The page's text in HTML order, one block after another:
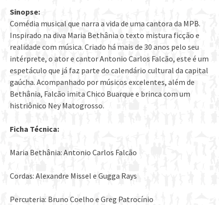
Sinopse:
Comédia musical que narra a vida de uma cantora da MPB.
Inspirado na diva Maria Bethânia o texto mistura ficção e
realidade com música. Criado há mais de 30 anos pelo seu
intérprete, o ator e cantor Antonio Carlos Falcão, este é um
espetáculo que já faz parte do calendário cultural da capital
gaúcha. Acompanhado por músicos excelentes, além de
Bethânia, Falcão imita Chico Buarque e brinca com um
histriônico Ney Matogrosso.
Ficha Técnica:
Maria Bethânia: Antonio Carlos Falcão
Cordas: Alexandre Missel e Gugga Rays
Percuteria: Bruno Coelho e Greg Patrocínio